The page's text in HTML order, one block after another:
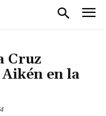
Cruz
en la